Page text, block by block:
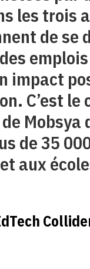
les trois
de se
impact
C’est le
Mobsya
de 35
aux